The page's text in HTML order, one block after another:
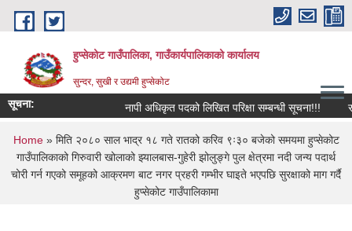
Skip to main content
हुप्सेकोट गाउँपालिका, गाउँकार्यपालिकाको कार्यालय
सुन्दर, सुखी र उद्यमी हुप्सेकोट
सूचना: नापी अधिकृत पदको लिखित परिक्षा सम्बन्धी सूचना!!!
You are here
Home» मिति २०८० साल भाद्र १८ गते रातको करिव ९ः३० बजेको समयमा हुप्सेकोट
गाउँपालिकाको गिरुवारी खोलाको झ्यालबास-गुहेरी झोलुङ्गे पुल क्षेत्रमा नदी जन्य पदार्थ
चोरी गर्न गएको समूहको आक्रमण बाट नगर प्रहरी गम्भीर घाइते भएपछि सुरक्षाको माग गर्दै
हुप्सेकोट गाउँपालिकामा